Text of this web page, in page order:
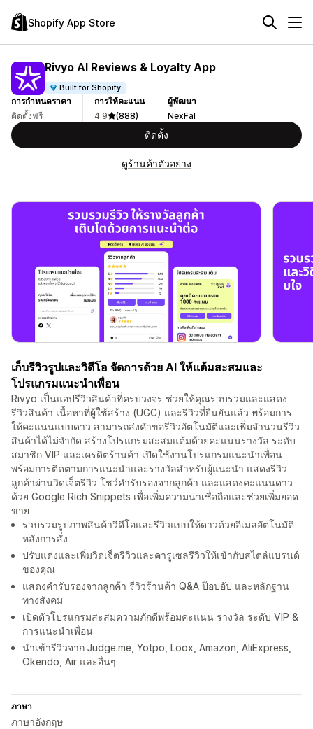
Shopify App Store
Rivyo AI Reviews & Loyalty App
Built for Shopify
การกำหนดราคา
ติดตั้งฟรี
การให้คะแนน
4.9
(888)
ผู้พัฒนา
NexFal
ติดตั้ง
ดูร้านค้าตัวอย่าง
เก็บรีวิวรูปและวิดีโอ จัดการด้วย AI ให้แต้มสะสมและ
โปรแกรมแนะนำเพื่อน
Rivyo เป็นแอปรีวิวสินค้าที่ครบวงจร ช่วยให้คุณรวบรวมและแสดง
รีวิวสินค้า เนื้อหาที่ผู้ใช้สร้าง (UGC) และรีวิวที่ยืนยันแล้ว พร้อมการ
ให้คะแนนแบบดาว สามารถส่งคำขอรีวิวอัตโนมัติและเพิ่มจำนวนรีวิว
สินค้าได้ไม่จำกัด สร้างโปรแกรมสะสมแต้มด้วยคะแนนรางวัล ระดับ
สมาชิก VIP และเครดิตร้านค้า เปิดใช้งานโปรแกรมแนะนำเพื่อน
พร้อมการติดตามการแนะนำและรางวัลสำหรับผู้แนะนำ แสดงรีวิว
ลูกค้าผ่านวิดเจ็ตรีวิว โชว์คำรับรองจากลูกค้า และแสดงคะแนนดาว
ด้วย Google Rich Snippets เพื่อเพิ่มความน่าเชื่อถือและช่วยเพิ่มยอด
ขาย
รวบรวมรูปภาพสินค้าวีดีโอและรีวิวแบบให้ดาวด้วยอีเมลอัตโนมัติ
หลังการสั่ง
ปรับแต่งและเพิ่มวิดเจ็ตรีวิวและคารูเซลรีวิวให้เข้ากับสไตล์แบรนด์
ของคุณ
แสดงคำรับรองจากลูกค้า รีวิวร้านค้า Q&A ป๊อปอัป และหลักฐาน
ทางสังคม
เปิดตัวโปรแกรมสะสมความภักดีพร้อมคะแนน รางวัล ระดับ VIP &
การแนะนำเพื่อน
นำเข้ารีวิวจาก Judge.me, Yotpo, Loox, Amazon, AliExpress,
Okendo, Air และอื่นๆ
ภาษา
ภาษาอังกฤษ